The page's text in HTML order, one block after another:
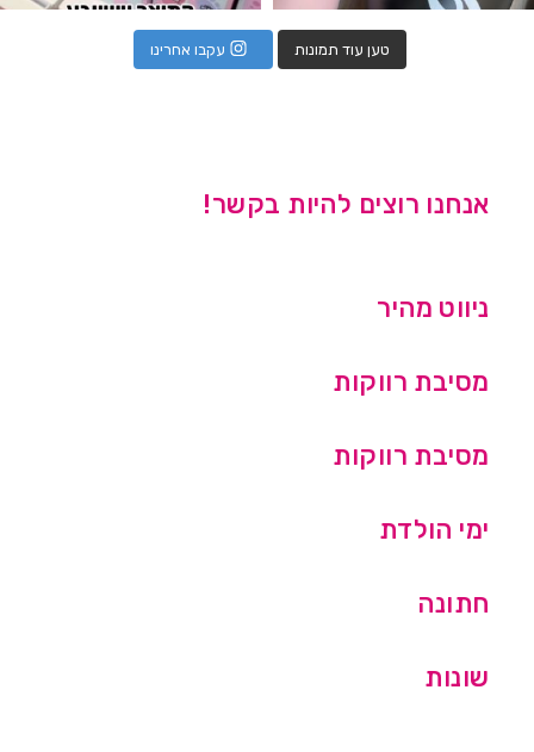
טען עוד תמונות עקבו אחרינו
אנחנו רוצים להיות בקשר!
ניווט מהיר
מסיבת רווקות
מסיבת רווקות
ימי הולדת
חתונה
שונות